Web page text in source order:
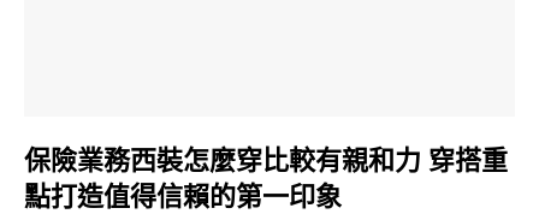
保險業務西裝怎麼穿比較有親和力 穿搭重
點打造值得信賴的第一印象